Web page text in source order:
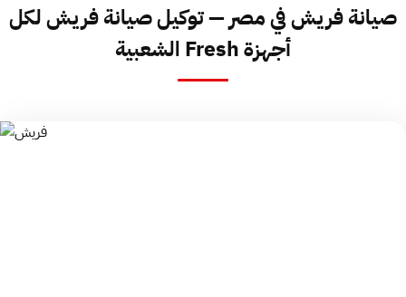
صيانة فريش في مصر — توكيل صيانة فريش لكل
أجهزة Fresh الشعبية